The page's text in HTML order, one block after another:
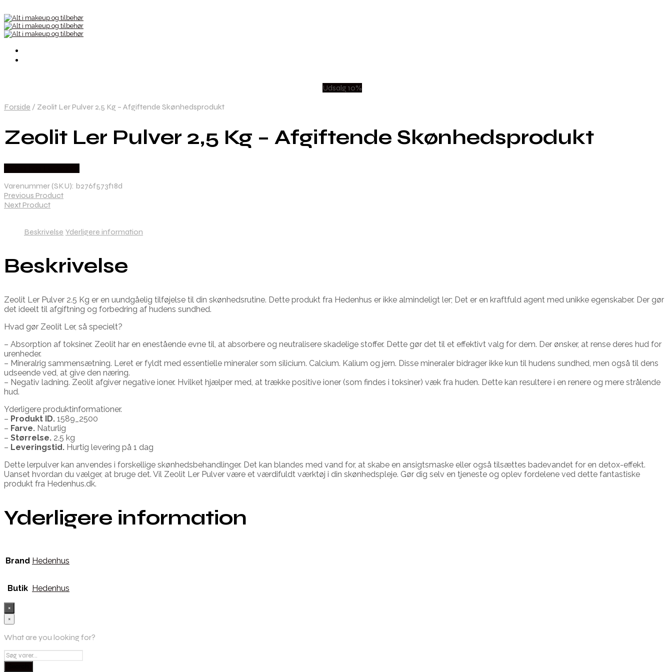
Udsalg 10%
Forside / Zeolit Ler Pulver 2,5 Kg – Afgiftende Skønhedsprodukt
Zeolit Ler Pulver 2,5 Kg – Afgiftende Skønhedsprodukt
Varenummer (SKU): b276f573f18d
Previous Product
Next Product
Beskrivelse Yderligere information
Beskrivelse
Zeolit Ler Pulver 2.5 Kg er en uundgåelig tilføjelse til din skønhedsrutine. Dette produkt fra Hedenhus er ikke almindeligt ler; Det er en kraftfuld agent med unikke egenskaber. Der gør
det ideelt til afgiftning og forbedring af hudens sundhed.
Hvad gør Zeolit Ler, så specielt?
– Absorption af toksiner. Zeolit har en enestående evne til, at absorbere og neutralisere skadelige stoffer. Dette gør det til et effektivt valg for dem. Der ønsker, at rense deres hud for
urenheder.
– Mineralrig sammensætning. Leret er fyldt med essentielle mineraler som silicium. Calcium. Kalium og jern. Disse mineraler bidrager ikke kun til hudens sundhed, men også til dens
udseende ved, at give den næring.
– Negativ ladning. Zeolit afgiver negative ioner. Hvilket hjælper med, at trække positive ioner (som findes i toksiner) væk fra huden. Dette kan resultere i en renere og mere strålende
hud.
Yderligere produktinformationer.
– Produkt ID. 1589_2500
– Farve. Naturlig
– Størrelse. 2.5 kg
– Leveringstid. Hurtig levering på 1 dag
Dette lerpulver kan anvendes i forskellige skønhedsbehandlinger. Det kan blandes med vand for, at skabe en ansigtsmaske eller også tilsættes badevandet for en detox-effekt.
Uanset hvordan du vælger, at bruge det. Vil Zeolit Ler Pulver være et værdifuldt værktøj i din skønhedspleje. Gør dig selv en tjeneste og oplev fordelene ved dette fantastiske
produkt fra Hedenhus.dk.
Yderligere information
Brand Hedenhus
Butik Hedenhus
×
×
What are you looking for?